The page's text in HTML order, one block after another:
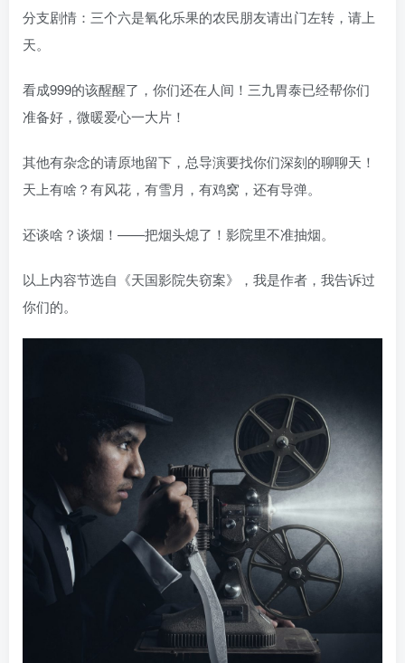
分支剧情：三个六是氧化乐果的农民朋友请出门左转，请上
天。
看成999的该醒醒了，你们还在人间！三九胃泰已经帮你们
准备好，微暖爱心一大片！
其他有杂念的请原地留下，总导演要找你们深刻的聊聊天！
天上有啥？有风花，有雪月，有鸡窝，还有导弹。
还谈啥？谈烟！——把烟头熄了！影院里不准抽烟。
以上内容节选自《天国影院失窃案》，我是作者，我告诉过
你们的。